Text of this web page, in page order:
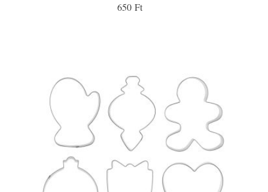
650 Ft